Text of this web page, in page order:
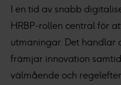
I en tid av snabb
HRBP-rollen central för
utmaningar. Det handlar
främjar innovation
välmående och